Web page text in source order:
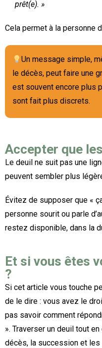
prêt(e). »
Cela permet à la personne
Un message simple,
le décès, peut faire une
est souvent encore plus
sont fait plus discrets.
Accepter que
Le deuil ne suit pas une
peuvent sembler plus
Évitez de supposer que «
personne sourit ou parle
restez disponible, dans la
Et si vous êtes
?
Si cet article vous touche
de le dire : vous avez le
pas savoir comment
». Traverser un deuil tout
décès, la succession et